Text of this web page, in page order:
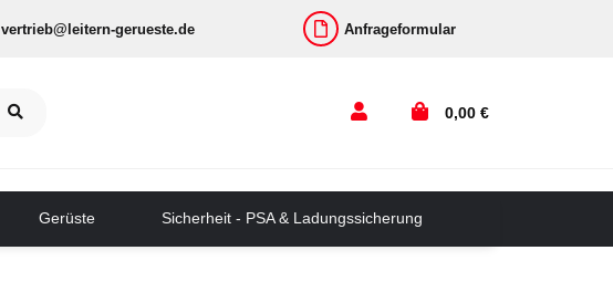
vertrieb@leitern-gerueste.de Anfrageformular
0,00 €
Gerüste Sicherheit - PSA & Ladungssicherung